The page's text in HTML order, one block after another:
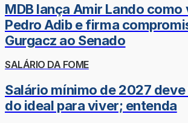
MDB lança Amir Lando como
Pedro Adib e firma
Gurgacz ao Senado
SALÁRIO DA FOME
Salário mínimo de 2027
do ideal para viver; entenda